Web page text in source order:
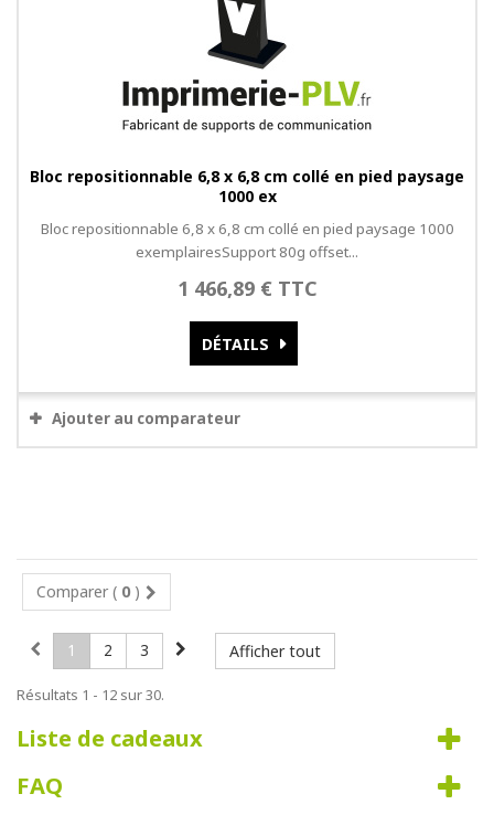
Bloc repositionnable 6,8 x 6,8 cm collé en pied paysage
1000 ex
Bloc repositionnable 6,8 x 6,8 cm collé en pied paysage 1000
exemplairesSupport 80g offset...
1 466,89 € TTC
DÉTAILS
Ajouter au comparateur
Comparer ( 0 )
Afficher tout
1 2 3
Résultats 1 - 12 sur 30.
Liste de cadeaux
FAQ